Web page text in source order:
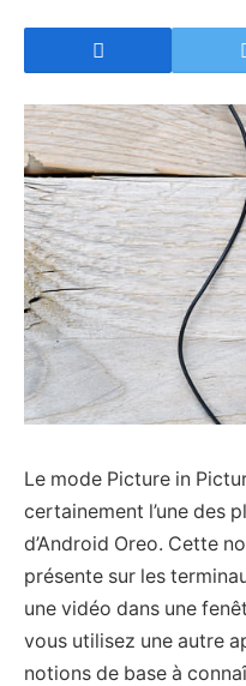
Le mode Picture in
certainement l’une des
d’Android Oreo. Cette
présente sur les
une vidéo dans une
vous utilisez une autre
notions de base à